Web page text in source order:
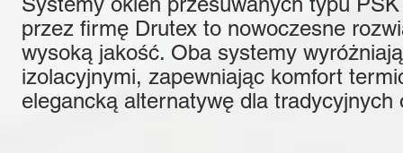
przez firmę Drutex to nowoczesne
wysoką jakość. Oba systemy
izolacyjnymi, zapewniając komfort
elegancką alternatywę dla tradycyjnych